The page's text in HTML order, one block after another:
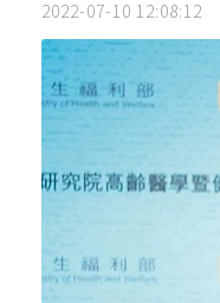
2022-07-10 12:08:12